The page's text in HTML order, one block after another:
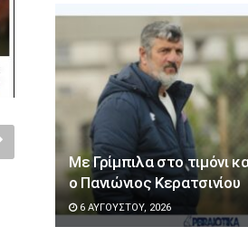
Με Γρίμπιλα στο τιμόνι
ο Πανιώνιος Κερατσινίου
6 ΑΥΓΟΎΣΤΟΥ, 2026